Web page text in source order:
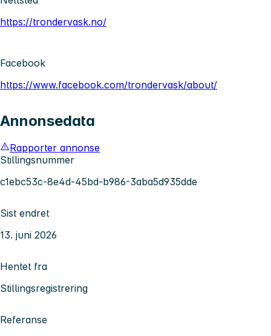
https://trondervask.no/
Facebook
https://www.facebook.com/trondervask/about/
Annonsedata
Rapporter annonse
Stillingsnummer
c1ebc53c-8e4d-45bd-b986-3aba5d935dde
Sist endret
13. juni 2026
Hentet fra
Stillingsregistrering
Referanse